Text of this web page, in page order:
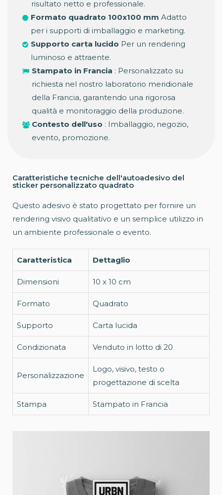
risultato netto e professionale.
Formato quadrato 100x100 mm Adatto
per i supporti di imballaggio e marketing.
Supporto carta lucido Per un rendering
luminoso e attraente.
Stampato in Francia : Personalizzato su
richiesta nel nostro laboratorio meridionale
della Francia, garantendo una rigorosa
qualità e monitoraggio della produzione.
Contesto dell'uso : Imballaggio, negozio,
evento, promozione.
Caratteristiche tecniche dell'autoadesivo del
sticker personalizzato quadrato
Questo adesivo è stato progettato per fornire un
rendering visivo qualitativo e un semplice utilizzo in
un ambiente professionale o evento.
Caratteristica Dettaglio
Dimensioni 10 x 10 cm
Formato Quadrato
Supporto Carta lucida
Condizionata Venduto in lotto di 20
Personalizzazione
Logo, visivo, testo o
progettazione di scelta
Stampa Stampato in Francia